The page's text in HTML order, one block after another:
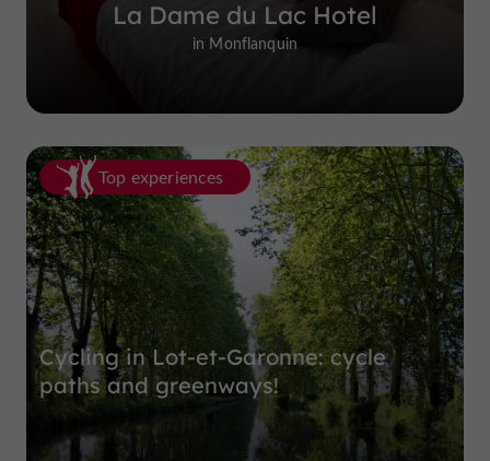
La Dame du Lac Hotel
in Monflanquin
Top experiences
Cycling in Lot-et-Garonne: cycle
paths and greenways!